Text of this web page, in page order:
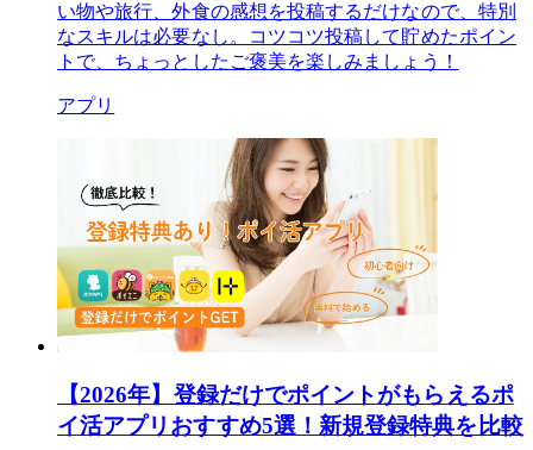
い物や旅行、外食の感想を投稿するだけなので、特別
なスキルは必要なし。コツコツ投稿して貯めたポイン
トで、ちょっとしたご褒美を楽しみましょう！
アプリ
【2026年】登録だけでポイントがもらえるポ
イ活アプリおすすめ5選！新規登録特典を比較